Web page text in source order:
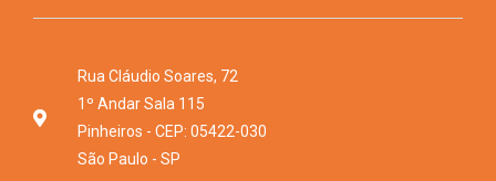
Rua Cláudio Soares, 72
1º Andar Sala 115
Pinheiros - CEP: 05422-030
São Paulo - SP